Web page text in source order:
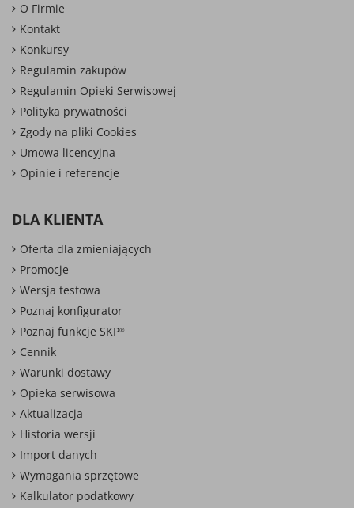
O Firmie
Kontakt
Konkursy
Regulamin zakupów
Regulamin Opieki Serwisowej
Polityka prywatności
Zgody na pliki Cookies
Umowa licencyjna
Opinie i referencje
DLA KLIENTA
Oferta dla zmieniających
Promocje
Wersja testowa
Poznaj konfigurator
Poznaj funkcje SKP®
Cennik
Warunki dostawy
Opieka serwisowa
Aktualizacja
Historia wersji
Import danych
Wymagania sprzętowe
Kalkulator podatkowy